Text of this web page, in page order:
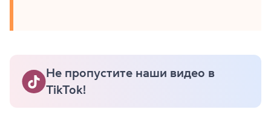
Не пропустите наши видео в
TikTok!